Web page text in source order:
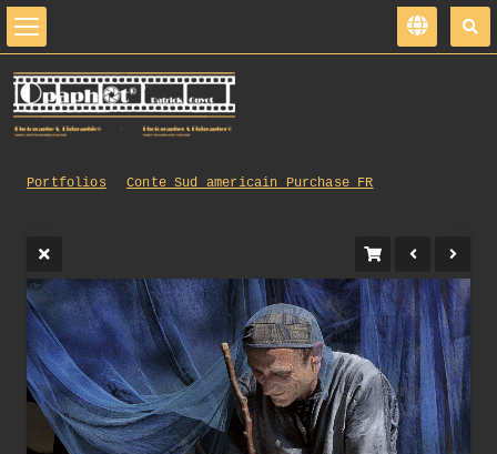
Portfolios
Conte_Sud_americain_Purchase_FR